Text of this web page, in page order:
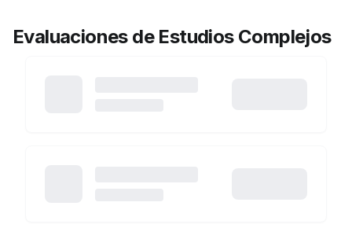
Evaluaciones de Estudios Complejos